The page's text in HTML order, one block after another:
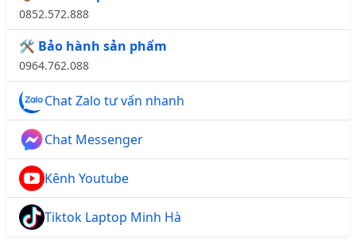
0852.572.888
🛠️ Bảo hành sản phẩm
0964.762.088
Chat Zalo tư vấn nhanh
Chat Messenger
Kênh Youtube
Tiktok Laptop Minh Hà